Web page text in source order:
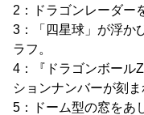
2：ドラゴンレーダー
3：「四星球」が浮か
ラフ。
4：『ドラゴンボール
ションナンバーが刻ま
5：ドーム型の窓をあ